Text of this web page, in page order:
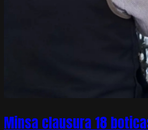
Minsa clausura 18